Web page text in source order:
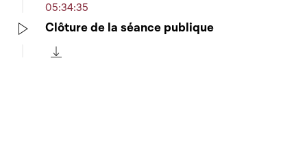
05:34:35
Clôture de la séance publique